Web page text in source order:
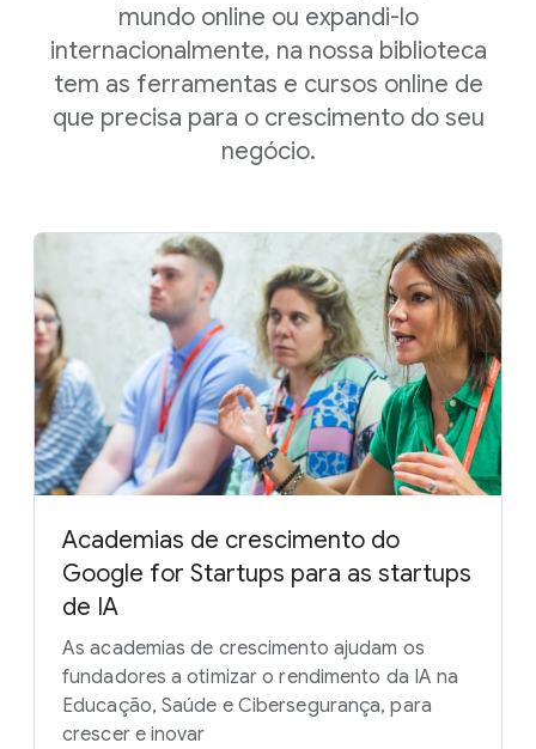
mundo online ou expandi-lo
internacionalmente, na nossa biblioteca
tem as ferramentas e cursos online de
que precisa para o crescimento do seu
negócio.
Academias de crescimento do
Google for Startups para as startups
de IA
As academias de crescimento ajudam os
fundadores a otimizar o rendimento da IA na
Educação, Saúde e Cibersegurança, para
crescer e inovar